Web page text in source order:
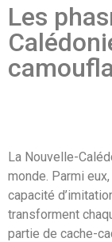
Les
La Nouvelle-
monde. Parmi
capacité
transforment
partie de cache-